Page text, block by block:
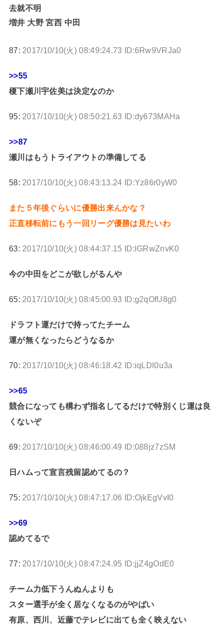
去就不明
増井 大野 宮西 中田
87: 2017/10/10(火) 08:49:24.73 ID:6Rw9VRJa0
>>55
榎下瀬川宇佐美は決定なのか
95: 2017/10/10(火) 08:50:21.63 ID:dy673MAHa
>>87
瀬川はもうトライアウトの準備してる
58: 2017/10/10(火) 08:43:13.24 ID:Yz86r0yW0
また５年後ぐらいに優勝出来んかな？
正直移転前にもう一回リーグ優勝は見たいわ
63: 2017/10/10(火) 08:44:37.15 ID:lGRwZnvK0
今の中田をどこが欲しがるんや
65: 2017/10/10(火) 08:45:00.93 ID:g2qOfU8g0
ドラフト運だけで持ってたチーム
運が無くなったらどうなるか
70: 2017/10/10(火) 08:46:18.42 ID:iqLDl0u3a
>>65
競合になっても構わず指名してるだけで特別くじ運は良
くないぞ
69: 2017/10/10(火) 08:46:00.49 ID:088jz7zSM
日ハムって宣言残留認めてるの？
75: 2017/10/10(火) 08:47:17.06 ID:OjkEgVvI0
>>69
認めてるで
77: 2017/10/10(火) 08:47:24.95 ID:jjZ4gOdE0
チーム力低下うんぬんよりも
スター選手が全く居なくなるのがやばい
有原、西川、近藤でテレビに出ても全く映えない